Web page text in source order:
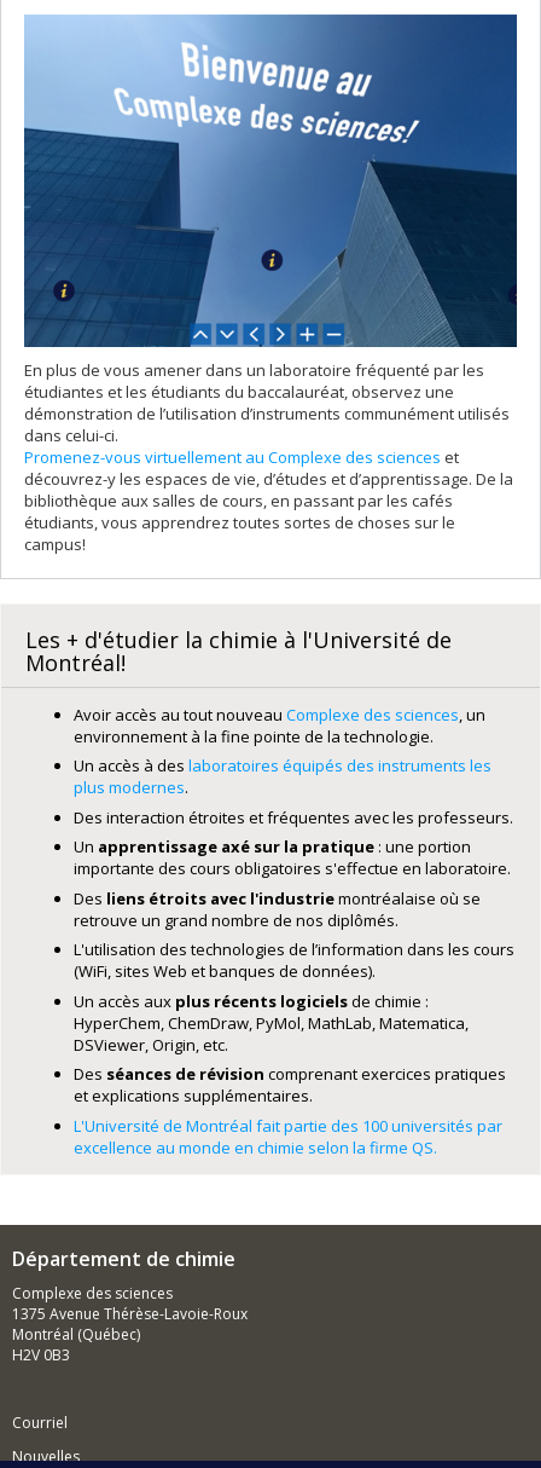
En plus de vous amener dans un laboratoire fréquenté par les
étudiantes et les étudiants du baccalauréat, observez une
démonstration de l’utilisation d’instruments communément utilisés
dans celui-ci.
Promenez-vous virtuellement au Complexe des sciences et
découvrez-y les espaces de vie, d’études et d’apprentissage. De la
bibliothèque aux salles de cours, en passant par les cafés
étudiants, vous apprendrez toutes sortes de choses sur le
campus!
Les + d'étudier la chimie à l'Université de
Montréal!
Avoir accès au tout nouveau Complexe des sciences, un
environnement à la fine pointe de la technologie.
Un accès à des laboratoires équipés des instruments les
plus modernes.
Des interaction étroites et fréquentes avec les professeurs.
Un apprentissage axé sur la pratique : une portion
importante des cours obligatoires s'effectue en laboratoire.
Des liens étroits avec l'industriemontréalaise où se
retrouve un grand nombre de nos diplômés.
L'utilisation des technologies de l’information dans les cours
(WiFi, sites Web et banques de données).
Un accès aux plus récents logicielsde chimie :
HyperChem, ChemDraw, PyMol, MathLab, Matematica,
DSViewer, Origin, etc.
Des séances de révision comprenant exercices pratiques
et explications supplémentaires.
L'Université de Montréal fait partie des 100 universités par
excellence au monde en chimie selon la firme QS.
Département de chimie
Complexe des sciences
1375 Avenue Thérèse-Lavoie-Roux
Montréal (Québec)
H2V 0B3
Courriel
Nouvelles